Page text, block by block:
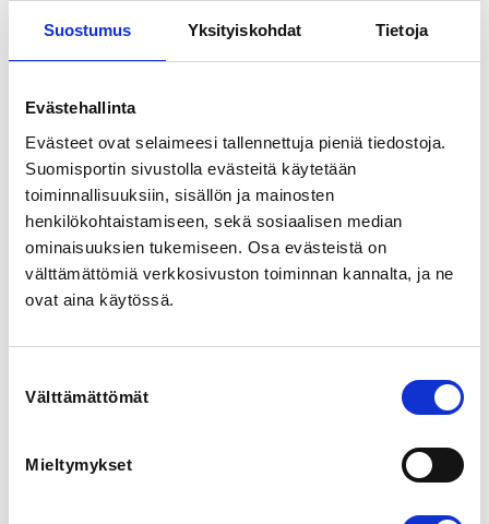
Suostumus Yksityiskohdat Tietoja
Evästehallinta
Evästeet ovat selaimeesi tallennettuja pieniä tiedostoja.
Suomisportin sivustolla evästeitä käytetään
toiminnallisuuksiin, sisällön ja mainosten
henkilökohtaistamiseen, sekä sosiaalisen median
ominaisuuksien tukemiseen. Osa evästeistä on
välttämättömiä verkkosivuston toiminnan kannalta, ja ne
ovat aina käytössä.
valinta
Välttämättömät
Mieltymykset
Harri Leinonen
Suomen Uimaliitto järjestää uinnin
kilpailunjohtajakoulutuksen torstaina 5.11.2026 klo
17:00-21:00 Teamsissa.
Koulutus antaa valmiudet toimia kilpailunjohtajana
uintikilpailuissa. Koulutuksen pääsyvaatimuksena on
voimassa oleva tuomarikortti (1-luokka) sekä riittävä
määrä kokemusta tuomaritehtävistä (edellisen vuoden
Teoriaosuuden lisäksi tulee suorittaa
Teams (Linkki lähetetään osallistujille sähköpostitse